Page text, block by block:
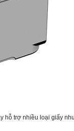
trợ nhiều loại giấy